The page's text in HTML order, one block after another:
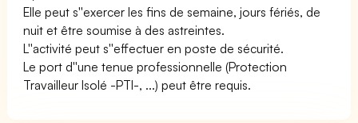
Elle peut s''exercer les fins de semaine, jours fériés, de
nuit et être soumise à des astreintes.
L''activité peut s''effectuer en poste de sécurité.
Le port d''une tenue professionnelle (Protection
Travailleur Isolé -PTI-, ...) peut être requis.